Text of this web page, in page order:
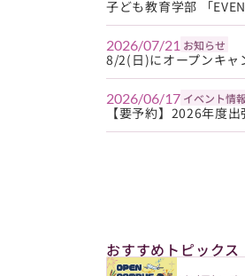
子ども教育学部 「
2026/07/21 お知らせ
8/2(日)にオープンキャ
2026/06/17 イベント情報
【要予約】2026年度
おすすめトピックス